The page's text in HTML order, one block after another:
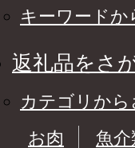
キーワードか
返礼品をさ
カテゴリから
お肉
魚介